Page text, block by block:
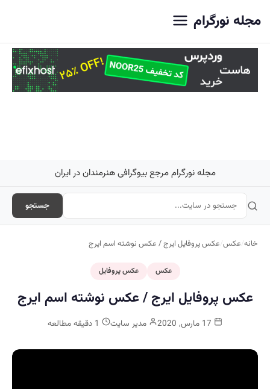
مجله نورگرام
مجله نورگرام مرجع بیوگرافی هنرمندان در ایران
جستجو
خانه/عکس/عکس پروفایل ایرج / عکس نوشته اسم ایرج
عکس عکس پروفایل
عکس پروفایل ایرج / عکس نوشته اسم ایرج
مدیر سایت